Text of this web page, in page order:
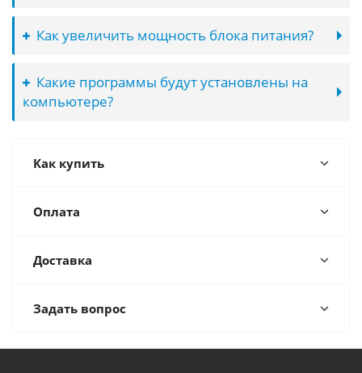
Как увеличить мощность блока питания?
Какие программы будут установлены на
компьютере?
Как купить
Оплата
Доставка
Задать вопрос